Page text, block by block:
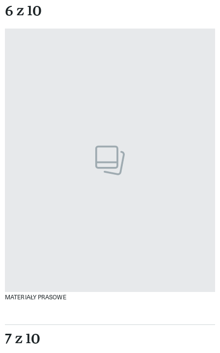
6 z 10
MATERIAŁY PRASOWE
7 z 10